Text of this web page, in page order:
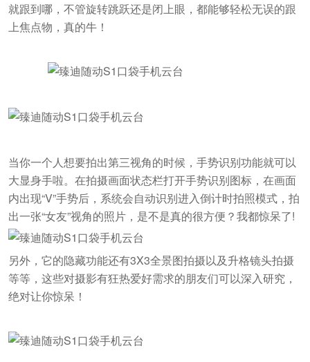
就跟到哪，不管旋转跳跃还是闭上眼，都能够轻松无误的跟
上焦点物，真的牛！
当你一个人想要拍出第三视角的时候，手势识别功能就可以
大显身手啦。在拍摄画面状态栏打开手势识别图标，在画面
内出现“V”手势后，系统会自动识别进入倒计时拍照模式，拍
出一张“女友”视角的照片，是不是真的很方便？我都惊呆了!
另外，它的隐藏功能还有3X3全景图拍摄以及升格镜头拍摄
等等，这些对摄影有狂热爱好需求的朋友们可以深入研究，
绝对让你惊呆！